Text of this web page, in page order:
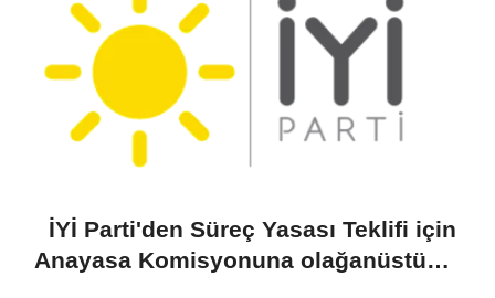
İYİ Parti'den Süreç Yasası Teklifi için
Anayasa Komisyonuna olağanüstü